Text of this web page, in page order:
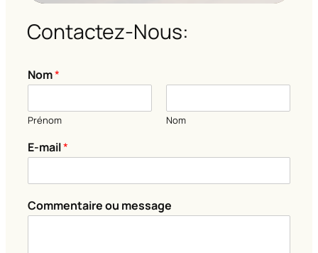
Contactez-Nous:
o
u
o
m
e
t
i
Nom*
Prénom Nom
E-mail*
Commentaire ou message